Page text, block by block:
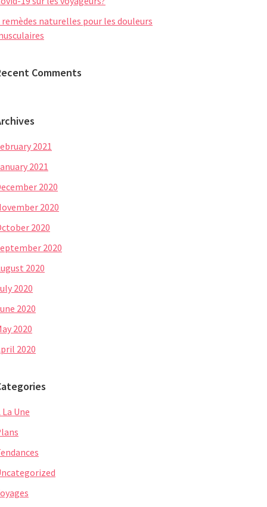
remèdes naturelles pour les douleurs
Comments
2021
2021
2020
2020
2020
2020
2020
2020
2020
2020
2020
La Une